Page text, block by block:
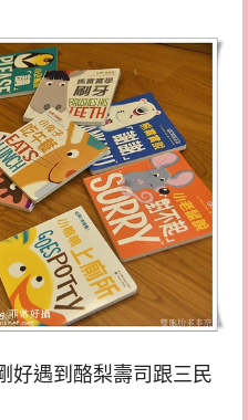
好遇到酪梨壽司跟三民